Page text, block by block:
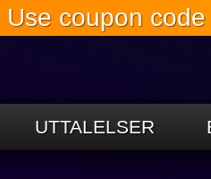
Gå til
hovedinnholdet
Use coupon code
UTTALELSER